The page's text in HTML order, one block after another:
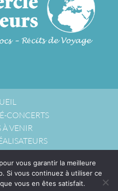
CONCERTS
À VENIR
vous garantir la meilleure
Si vous continuez à utiliser ce
vous en êtes satisfait.